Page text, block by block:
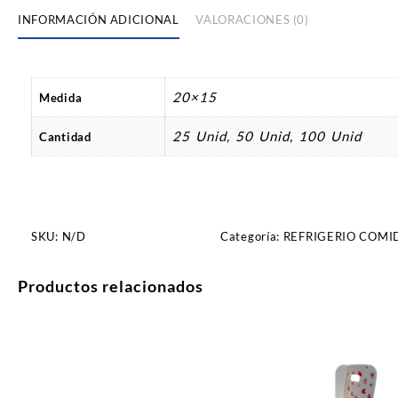
INFORMACIÓN ADICIONAL VALORACIONES (0)
Medida 20×15
Cantidad 25 Unid, 50 Unid, 100 Unid
SKU: N/D Categoría: REFRIGERIO
Productos relacionados